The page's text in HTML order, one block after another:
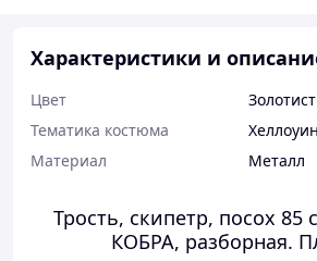
Характеристики и
Цвет
Тематика костюма
Хеллоуин
Материал
Металл
Трость, скипетр, посох
КОБРА, разборная.